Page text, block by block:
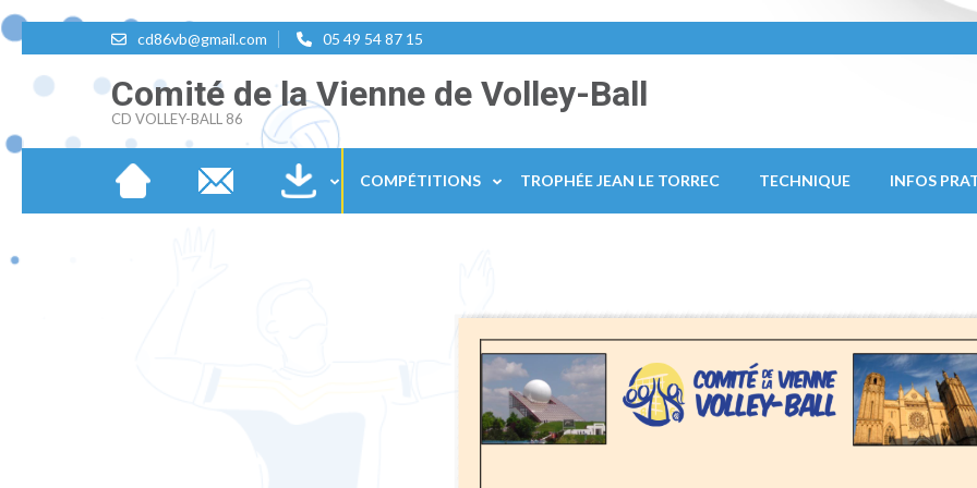
Aller
contenu
Entrée)
cd86vb@gmail.com 05 49 54 87 15
Comité de la Vienne de Volley-Ball
CD VOLLEY-BALL 86
COMPÉTITIONS TROPHÉE JEAN LE TORREC TECHNIQUE INFOS